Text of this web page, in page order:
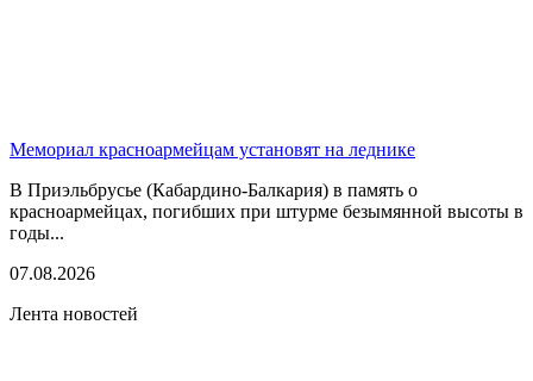
Мемориал красноармейцам установят на леднике
В Приэльбрусье (Кабардино-Балкария) в память о
красноармейцах, погибших при штурме безымянной высоты в
годы...
07.08.2026
Лента новостей